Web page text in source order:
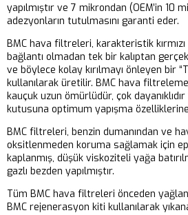
yapılmıştır ve 7 mikrondan (OEM’in 10
adezyonların tutulmasını garanti eder.
BMC hava filtreleri, karakteristik
bağlantı olmadan tek bir kalıptan
ve böylece kolay kırılmayı önleyen bir
kullanılarak üretilir. BMC hava
kauçuk uzun ömürlüdür, çok
kutusuna optimum yapışma
BMC filtreleri, benzin dumanından ve
oksitlenmeden koruma sağlamak için
kaplanmış, düşük viskoziteli yağa
gazlı bezden yapılmıştır.
Tüm BMC hava filtreleri önceden
BMC rejenerasyon kiti kullanılarak